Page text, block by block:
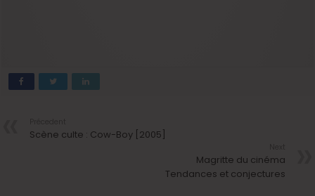
Scène culte : Cow-Boy [2005]
Magritte du cinéma
Tendances et conjectures